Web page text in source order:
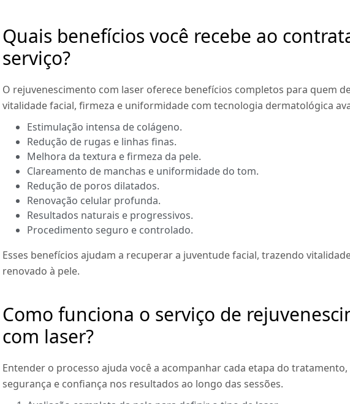
Quais benefícios você recebe ao
serviço?
O rejuvenescimento com laser oferece benefícios completos para quem
vitalidade facial, firmeza e uniformidade com tecnologia dermatológica
Estimulação intensa de colágeno.
Redução de rugas e linhas finas.
Melhora da textura e firmeza da pele.
Clareamento de manchas e uniformidade do tom.
Redução de poros dilatados.
Renovação celular profunda.
Resultados naturais e progressivos.
Procedimento seguro e controlado.
Esses benefícios ajudam a recuperar a juventude facial, trazendo
renovado à pele.
Como funciona o serviço de
com laser?
Entender o processo ajuda você a acompanhar cada etapa do
segurança e confiança nos resultados ao longo das sessões.